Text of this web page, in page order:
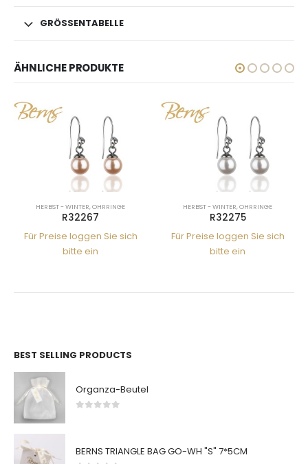
GRÖSSENTABELLE
ÄHNLICHE PRODUKTE
HERBST - WINTER,OHRRINGE
R32267
Für Preise loggen Sie sich
bitte ein
HERBST - WINTER,OHRRINGE
R32275
Für Preise loggen Sie sich
bitte ein
BEST SELLING PRODUCTS
Organza-Beutel
BERNS TRIANGLE BAG GO-WH "S" 7*5CM